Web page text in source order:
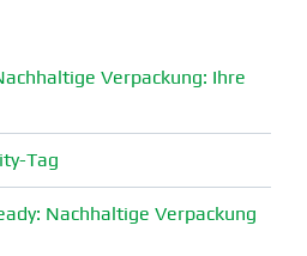
Verpa­ckung: Ihre
Tag
Nachhaltige Verpa­ckung